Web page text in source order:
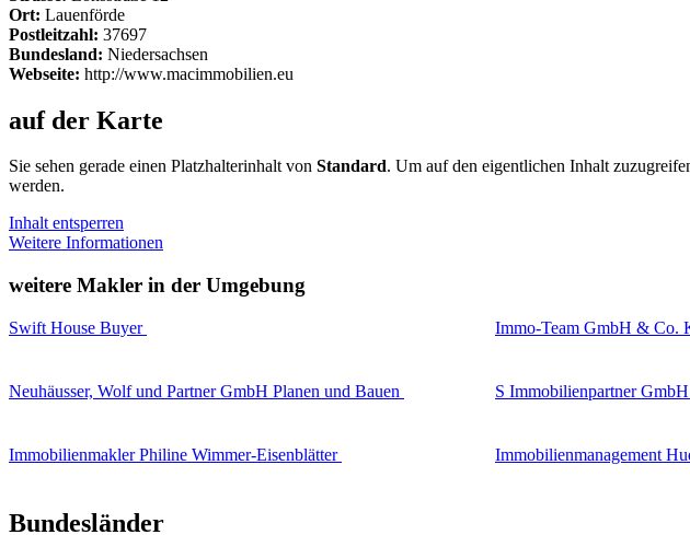
Ort: Lauenförde
Postleitzahl: 37697
Bundesland: Niedersachsen
Webseite: http://www.macimmobilien.eu
auf der Karte
Sie sehen gerade einen Platzhalterinhalt von Standard. Um auf den eigentlichen Inhalt
werden.
Inhalt entsperren
Weitere Informationen
weitere Makler in der Umgebung
Swift House Buyer Immo-Team GmbH & Co.
Neuhäusser, Wolf und Partner GmbH Planen und Bauen S Immobilienpartner GmbH
Immobilienmakler Philine Wimmer-Eisenblätter Immobilienmanagement
Bundesländer